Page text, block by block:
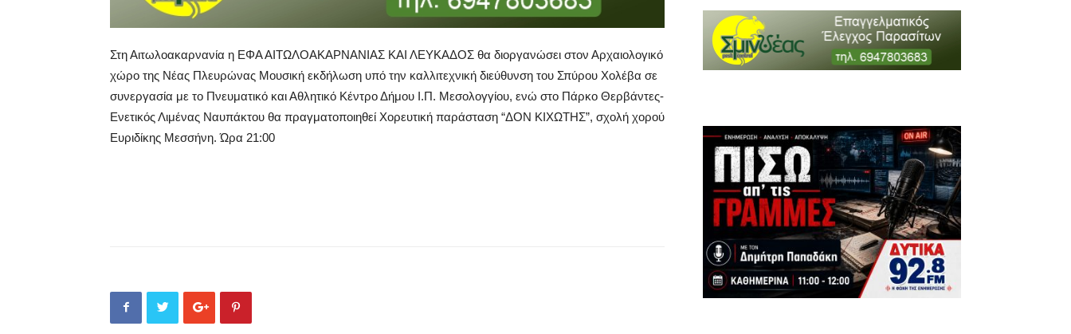
Στη Αιτωλοακαρνανία η ΕΦΑ ΑΙΤΩΛΟΑΚΑΡΝΑΝΙΑΣ ΚΑΙ ΛΕΥΚΑΔΟΣ θα διοργανώσει στον Αρχαιολογικό
χώρο της Νέας Πλευρώνας Μουσική εκδήλωση υπό την καλλιτεχνική διεύθυνση του Σπύρου Χολέβα σε
συνεργασία με το Πνευματικό και Αθλητικό Κέντρο Δήμου Ι.Π. Μεσολογγίου, ενώ στο Πάρκο Θερβάντες-
Ενετικός Λιμένας Ναυπάκτου θα πραγματοποιηθεί Χορευτική παράσταση “ΔΟΝ ΚΙΧΩΤΗΣ”, σχολή χορού
Ευριδίκης Μεσσήνη. Ώρα 21:00